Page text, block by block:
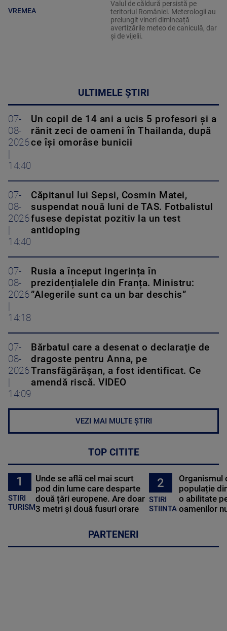
VREMEA
Valul de căldură persistă pe
teritoriul României. Meterologii au
prelungit vineri dimineață
avertizările meteo de caniculă, dar
și de vijelii.
ULTIMELE ȘTIRI
07-
08-
2026
14:40
Un copil de 14 ani a ucis 5 profesori și a
rănit zeci de oameni în Thailanda, după
ce își omorâse bunicii
07-
08-
2026
14:40
Căpitanul lui Sepsi, Cosmin Matei,
suspendat nouă luni de TAS. Fotbalistul
fusese depistat pozitiv la un test
antidoping
07-
08-
2026
14:18
Rusia a început ingerința în
prezidențialele din Franța. Ministru:
”Alegerile sunt ca un bar deschis”
07-
08-
2026
14:09
Bărbatul care a desenat o declaraţie de
dragoste pentru Anna, pe
Transfăgărăşan, a fost identificat. Ce
amendă riscă. VIDEO
VEZI MAI MULTE ȘTIRI
TOP CITITE
1
STIRI
TURISM
Unde se află cel mai scurt
pod din lume care desparte
două țări europene. Are doar
3 metri și două fusuri orare
2
STIRI
STIINTA
Organismul
populație
o abilitate
oamenilor
PARTENERI